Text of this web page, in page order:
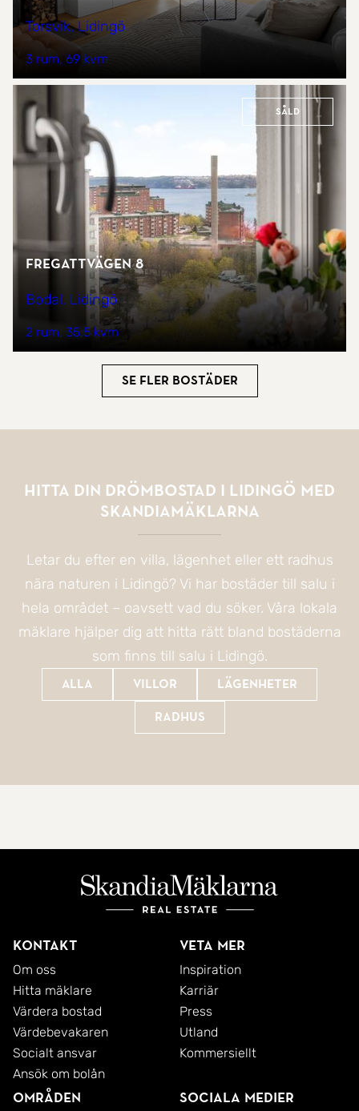
Torsvik, Lidingö
3 rum 69 kvm
Såld
Fregattvägen 8
Bodal, Lidingö
2 rum 35,5 kvm
Se fler bostäder
Hitta din drömbostad i Lidingö med
SkandiaMäklarna
Letar du efter en villa, lägenhet eller ett radhus
nära naturen i Lidingö? Vi har bostäder till salu i
hela området – oavsett vad du söker. Våra lokala
mäklare hjälper dig att hitta rätt bland bostäderna
som finns till salu i Lidingö.
Alla Villor Lägenheter
Radhus
Kontakt
Om oss
Hitta mäklare
Värdera bostad
Värdebevakaren
Socialt ansvar
Ansök om bolån
Veta mer
Inspiration
Karriär
Press
Utland
Kommersiellt
Områden Sociala medier